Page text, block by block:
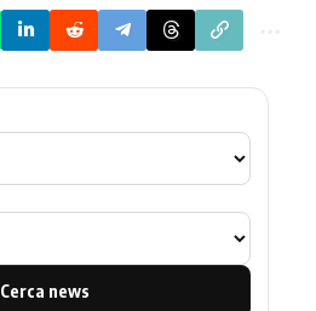
Cerca news